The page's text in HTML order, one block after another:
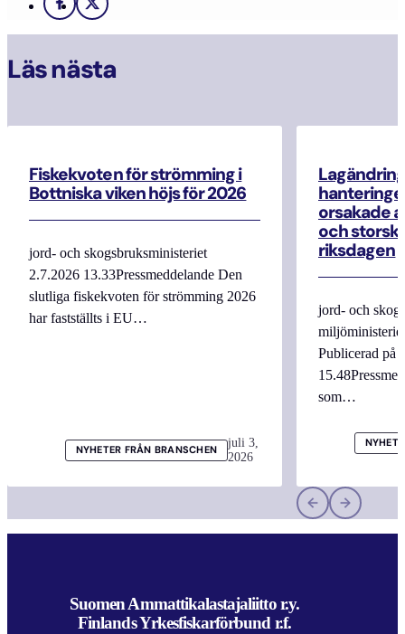
Facebook
X
Läs nästa
Fiskekvoten för strömming i
Bottniska viken höjs för 2026
jord- och skogsbruksministeriet
2.7.2026 13.33Pressmeddelande Den
slutliga fiskekvoten för strömming 2026
har fastställts i EU…
NYHETER FRÅN BRANSCHEN
juli 3,
2026
orsakade
och
riksdagen
jord- och
Publicerad på
som…
Suomen Ammattikalastajaliitto r.y.
Finlands Yrkesfiskarförbund r.f.